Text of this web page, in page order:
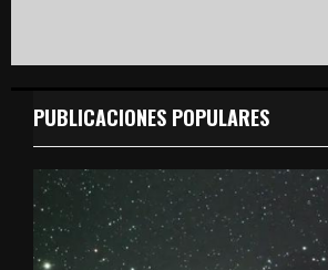
PUBLICACIONES POPULARES